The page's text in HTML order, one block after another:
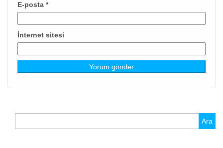
E-posta *
İnternet sitesi